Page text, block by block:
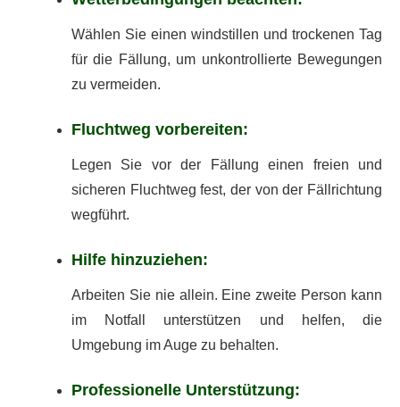
Wählen Sie einen windstillen und trockenen Tag
für die Fällung, um unkontrollierte Bewegungen
zu vermeiden.
Fluchtweg vorbereiten:
Legen Sie vor der Fällung einen freien und
sicheren Fluchtweg fest, der von der Fällrichtung
wegführt.
Hilfe hinzuziehen:
Arbeiten Sie nie allein. Eine zweite Person kann
im Notfall unterstützen und helfen, die
Umgebung im Auge zu behalten.
Professionelle Unterstützung: